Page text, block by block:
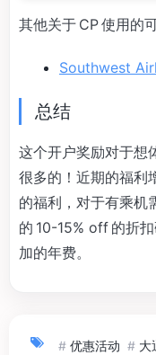
其他关于 CP 使用的
Southwest
总结
这个开户奖励对于想
很多的！近期的福利
的福利，对于有乘机
的 10-15% off 的折
加的年费。
# 优惠活动 # 大